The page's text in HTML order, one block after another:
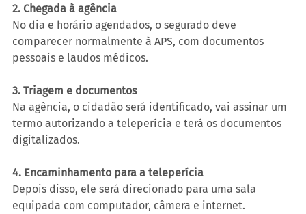
2. Chegada à agência
No dia e horário agendados, o segurado deve
comparecer normalmente à APS, com documentos
pessoais e laudos médicos.
3. Triagem e documentos
Na agência, o cidadão será identificado, vai assinar um
termo autorizando a teleperícia e terá os documentos
digitalizados.
4. Encaminhamento para a teleperícia
Depois disso, ele será direcionado para uma sala
equipada com computador, câmera e internet.